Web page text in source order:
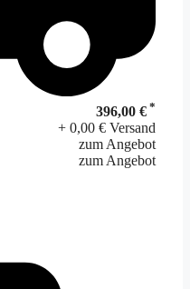
396,00 € *
+ 0,00 € Versand
zum Angebot
zum Angebot